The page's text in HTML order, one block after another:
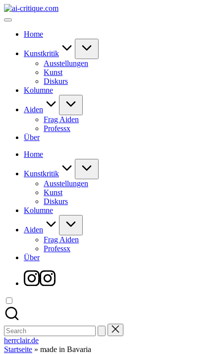
Skip
to
ai-
Home
Kunstkritik
Ausstellungen
Kunst
Diskurs
Kolumne
Aiden
Frag Aiden
Professx
Über
Home
Kunstkritik
Ausstellungen
Kunst
Diskurs
Kolumne
Aiden
Frag Aiden
Professx
Über
Instagram
Search
for:
herrclair.de
Startseite » made in Bavaria